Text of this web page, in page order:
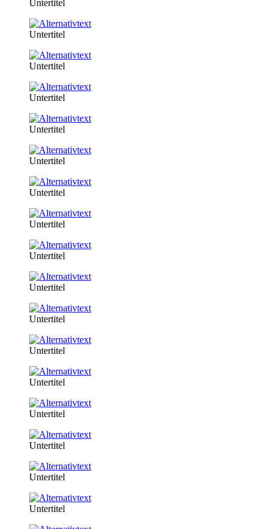
Untertitel
Untertitel
Untertitel
Untertitel
Untertitel
Untertitel
Untertitel
Untertitel
Untertitel
Untertitel
Untertitel
Untertitel
Untertitel
Untertitel
Untertitel
Untertitel
Untertitel